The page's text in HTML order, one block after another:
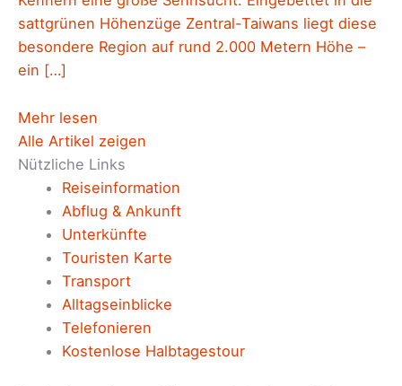
sattgrünen Höhenzüge Zentral-Taiwans liegt diese
besondere Region auf rund 2.000 Metern Höhe –
ein […]
Mehr lesen
Alle Artikel zeigen
Nützliche Links
Reiseinformation
Abflug & Ankunft
Unterkünfte
Touristen Karte
Transport
Alltagseinblicke
Telefonieren
Kostenlose Halbtagestour